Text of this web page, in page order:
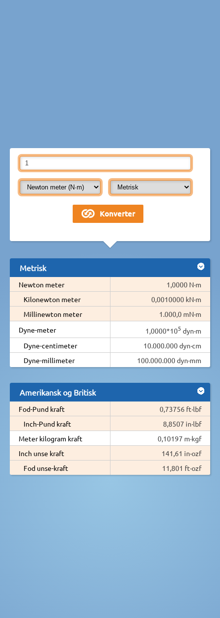
Metrisk
Newton meter
1,0000 N·m
Kilonewton meter
0,0010000 kN·m
Millinewton meter
1.000,0 mN·m
Dyne-meter
1,0000*105 dyn·m
Dyne-centimeter
10.000.000 dyn·cm
Dyne-millimeter
100.000.000 dyn·mm
Amerikansk og Britisk
Fod-Pund kraft
0,73756 ft·lbf
Inch-Pund kraft
8,8507 in·lbf
Meter kilogram kraft
0,10197 m·kgf
Inch unse kraft
141,61 in·ozf
Fod unse-kraft
11,801 ft·ozf